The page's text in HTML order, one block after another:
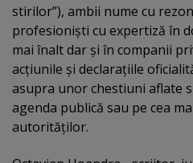
stirilor”), ambii nume cu
profesionişti cu expertiză în
mai înalt dar şi în companii
acţiunile şi declaraţiile
asupra unor chestiuni aflate
agenda publică sau pe cea
autorităţilor.